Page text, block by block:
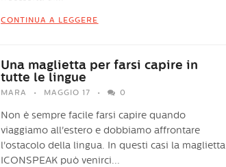
CONTINUA A LEGGERE
Una maglietta per farsi capire in
tutte le lingue
MARA MAGGIO 17 0
Non è sempre facile farsi capire quando
viaggiamo all'estero e dobbiamo affrontare
l'ostacolo della lingua. In questi casi la maglietta
ICONSPEAK può venirci...